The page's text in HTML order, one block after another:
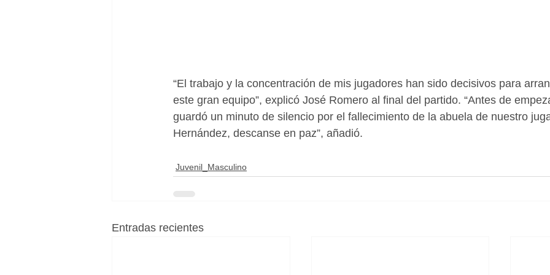
“El trabajo y la concentración de mis jugadores han sido decisivos para
este gran equipo”, explicó José Romero al final del partido. “Antes de
guardó un minuto de silencio por el fallecimiento de la abuela de nuestro
Hernández, descanse en paz”, añadió.
Juvenil_Masculino
Entradas recientes